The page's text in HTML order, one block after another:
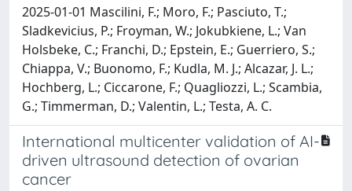
2025-01-01 Mascilini, F.; Moro, F.; Pasciuto, T.;
Sladkevicius, P.; Froyman, W.; Jokubkiene, L.; Van
Holsbeke, C.; Franchi, D.; Epstein, E.; Guerriero, S.;
Chiappa, V.; Buonomo, F.; Kudla, M. J.; Alcazar, J. L.;
Hochberg, L.; Ciccarone, F.; Quagliozzi, L.; Scambia,
G.; Timmerman, D.; Valentin, L.; Testa, A. C.
International multicenter validation of AI-
driven ultrasound detection of ovarian
cancer